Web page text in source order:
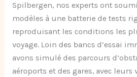
Spilbergen, nos experts ont
modèles à une batterie de tests
reproduisant les conditions les
voyage. Loin des bancs d’essai
avons simulé des parcours
aéroports et des gares, avec leurs